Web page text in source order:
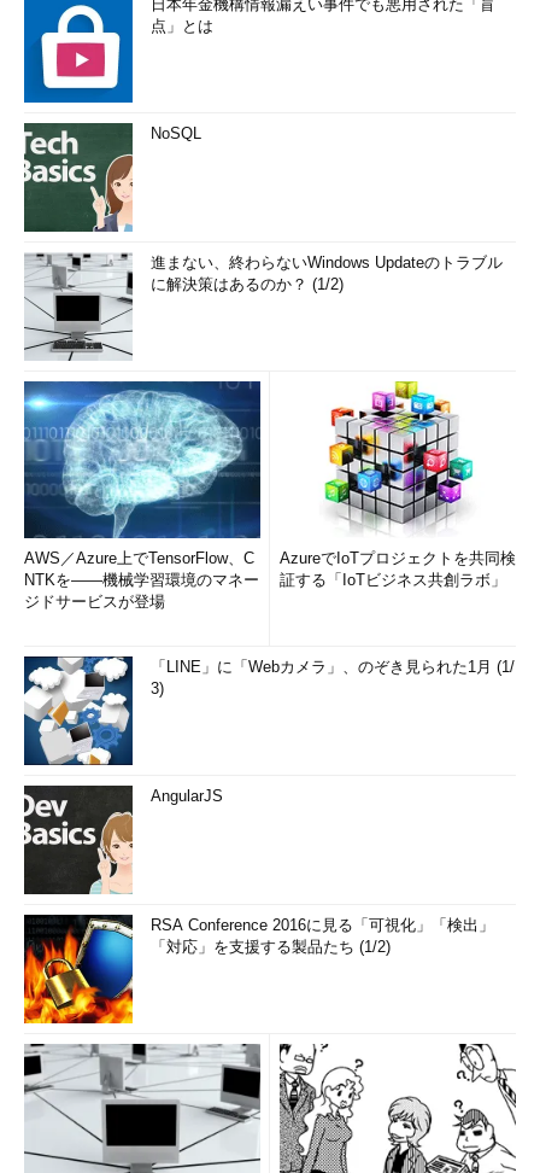
日本年金機構情報漏えい事件でも悪用された「盲
点」とは
NoSQL
進まない、終わらないWindows Updateのトラブル
に解決策はあるのか？ (1/2)
AWS／Azure上でTensorFlow、C
NTKを――機械学習環境のマネー
ジドサービスが登場
AzureでIoTプロジェクトを共同検
証する「IoTビジネス共創ラボ」
「LINE」に「Webカメラ」、のぞき見られた1月 (1/
3)
AngularJS
RSA Conference 2016に見る「可視化」「検出」
「対応」を支援する製品たち (1/2)